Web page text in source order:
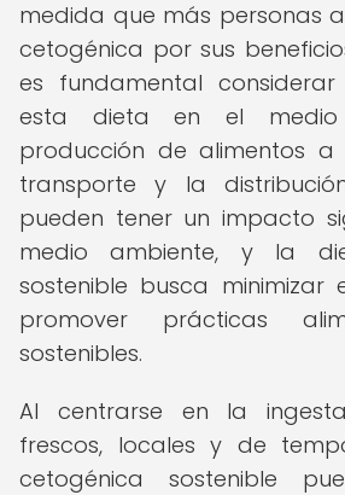
medida que más personas
cetogénica por sus
es fundamental
esta dieta en el medio
producción de alimentos
transporte y la
pueden tener un impacto
medio ambiente, y la
sostenible busca minimizar
promover prácticas
sostenibles.
Al centrarse en la
frescos, locales y de
cetogénica sostenible